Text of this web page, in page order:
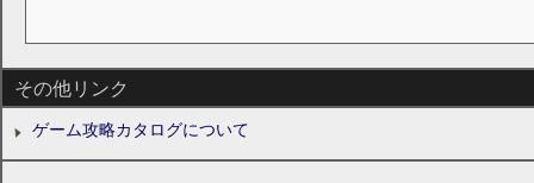
その他リンク
ゲーム攻略カタログについて